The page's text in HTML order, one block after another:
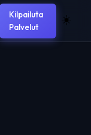
Kilpailuta
Palvelut
☀️